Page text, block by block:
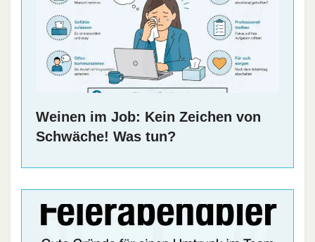
Weinen im Job: Kein Zeichen von
Schwäche! Was tun?